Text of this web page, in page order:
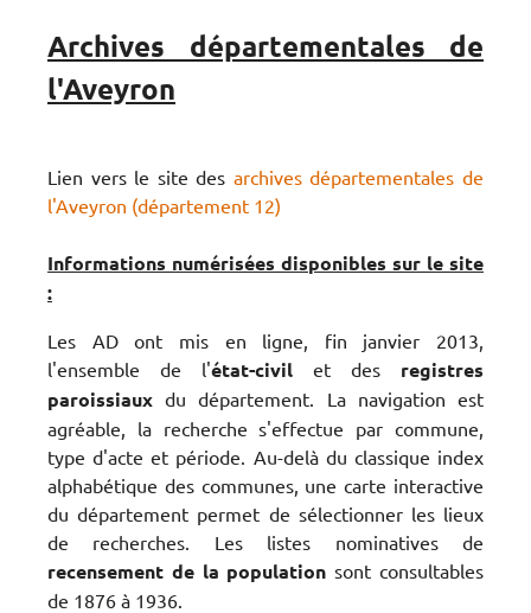
Archives départementales de
l'Aveyron
Lien vers le site des archives départementales de
l'Aveyron (département 12)
Informations numérisées disponibles sur le site
:
Les AD ont mis en ligne, fin janvier 2013,
l'ensemble de l'état-civil et des registres
paroissiaux du département. La navigation est
agréable, la recherche s'effectue par commune,
type d'acte et période. Au-delà du classique index
alphabétique des communes, une carte interactive
du département permet de sélectionner les lieux
de recherches. Les listes nominatives de
recensement de la population sont consultables
de 1876 à 1936.